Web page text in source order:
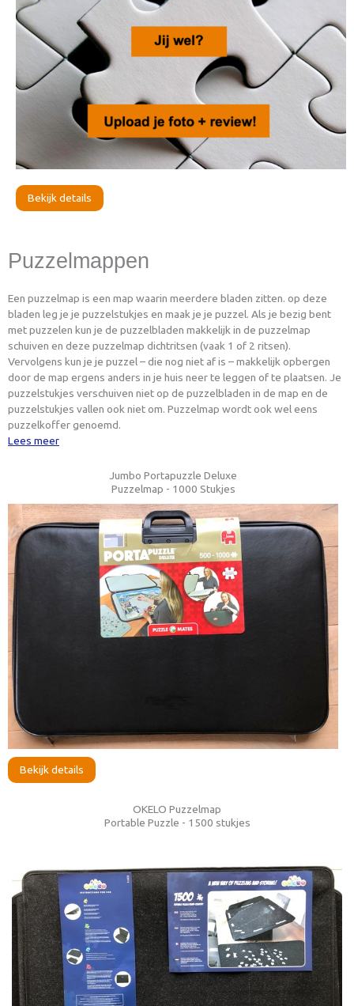
Bekijk details
Puzzelmappen
Een puzzelmap is een map waarin meerdere bladen zitten. op deze
bladen leg je je puzzelstukjes en maak je je puzzel. Als je bezig bent
met puzzelen kun je de puzzelbladen makkelijk in de puzzelmap
schuiven en deze puzzelmap dichtritsen (vaak 1 of 2 ritsen).
Vervolgens kun je je puzzel – die nog niet af is – makkelijk opbergen
door de map ergens anders in je huis neer te leggen of te plaatsen. Je
puzzelstukjes verschuiven niet op de puzzelbladen in de map en de
puzzelstukjes vallen ook niet om. Puzzelmap wordt ook wel eens
puzzelkoffer genoemd.
Lees meer
Jumbo Portapuzzle Deluxe
Puzzelmap - 1000 Stukjes
Bekijk details
OKELO Puzzelmap
Portable Puzzle - 1500 stukjes